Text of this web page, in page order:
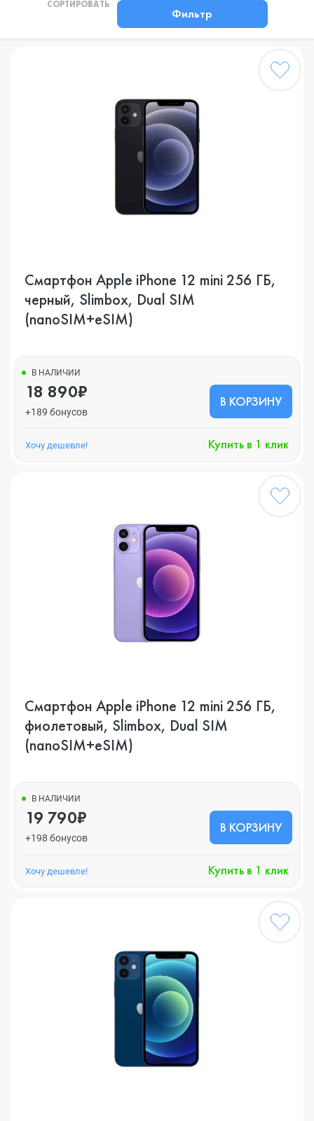
СОРТИРОВАТЬ
Фильтр
Смартфон Apple iPhone 12 mini 256 ГБ,
черный, Slimbox, Dual SIM
(nanoSIM+eSIM)
В НАЛИЧИИ
18 890₽
+189 бонусов
В КОРЗИНУ
Хочу дешевле! Купить в 1 клик
Смартфон Apple iPhone 12 mini 256 ГБ,
фиолетовый, Slimbox, Dual SIM
(nanoSIM+eSIM)
В НАЛИЧИИ
19 790₽
+198 бонусов
В КОРЗИНУ
Хочу дешевле! Купить в 1 клик